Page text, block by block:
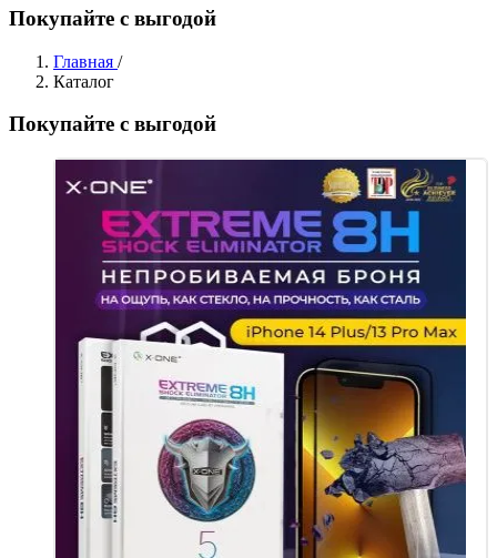
Покупайте с выгодой
Главная /
Каталог
Покупайте с выгодой